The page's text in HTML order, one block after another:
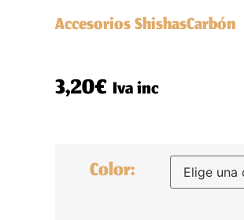
Accesorios ShishasCarbón
3,20€Iva inc
Color: